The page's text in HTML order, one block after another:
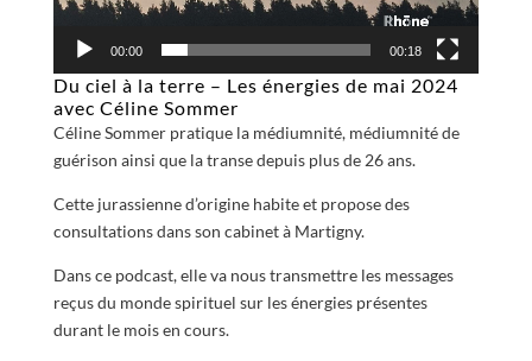
00:00 00:18
Du ciel à la terre – Les énergies de mai 2024
avec Céline Sommer
Céline Sommer pratique la médiumnité, médiumnité de
guérison ainsi que la transe depuis plus de 26 ans.
Cette jurassienne d’origine habite et propose des
consultations dans son cabinet à Martigny.
Dans ce podcast, elle va nous transmettre les messages
reçus du monde spirituel sur les énergies présentes
durant le mois en cours.